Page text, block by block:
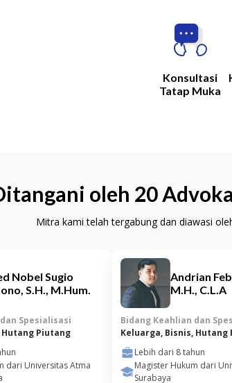
Konsultasi
Tatap Muka
oleh 20
Mitra kami telah tergabung dan diawasi
Nobel Sugio
S.H., M.Hum.
Spesialisasi
Piutang
dari Universitas Atma
Andrian
M.H., C.L.A
Bidang Keahlian dan
Keluarga, Bisnis, Hutang
Lebih dari 8tahun
Magister Hukum dari
Surabaya